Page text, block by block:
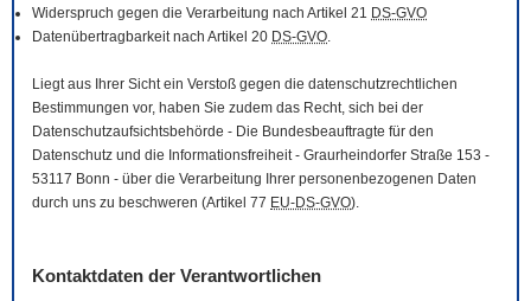
Widerspruch gegen die Verarbeitung nach Artikel 21 DS-GVO
Datenübertragbarkeit nach Artikel 20 DS-GVO.
Liegt aus Ihrer Sicht ein Verstoß gegen die datenschutzrechtlichen
Bestimmungen vor, haben Sie zudem das Recht, sich bei der
Datenschutzaufsichtsbehörde - Die Bundesbeauftragte für den
Datenschutz und die Informationsfreiheit - Graurheindorfer Straße 153 -
53117 Bonn - über die Verarbeitung Ihrer personenbezogenen Daten
durch uns zu beschweren (Artikel 77 EU-DS-GVO).
Kontaktdaten der Verantwortlichen